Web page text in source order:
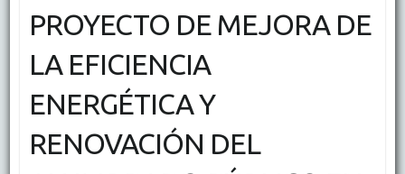
PROYECTO DE MEJORA DE
LA EFICIENCIA
ENERGÉTICA Y
RENOVACIÓN DEL